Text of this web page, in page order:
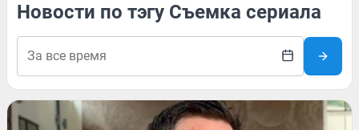
Новости по тэгу Съемка сериала